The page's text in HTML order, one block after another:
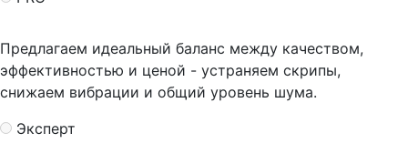
Предлагаем идеальный баланс между качеством,
эффективностью и ценой - устраняем скрипы,
снижаем вибрации и общий уровень шума.
Эксперт